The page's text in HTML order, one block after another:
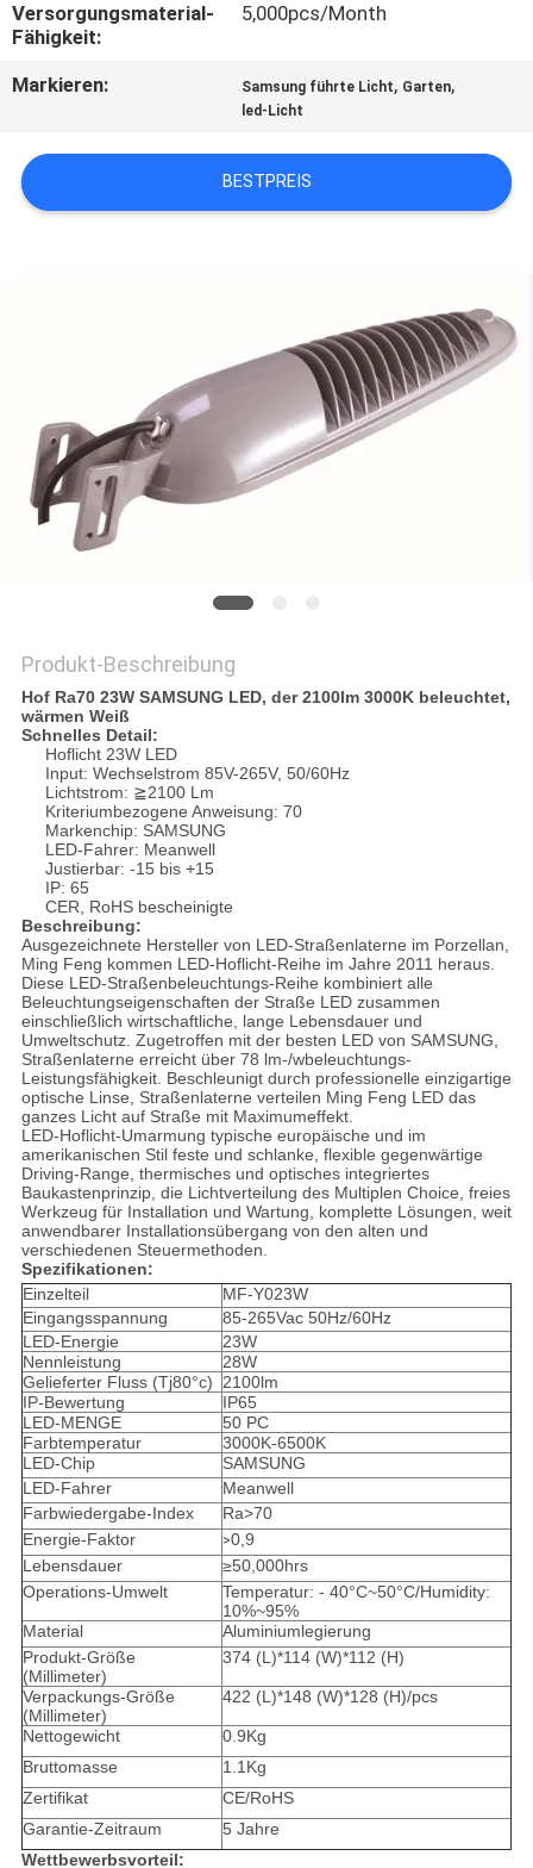
IN
SIE EIN
ZITAT
POLICY
Versorgungsmaterial-
Fähigkeit:
5,000pcs/Month
Markieren: Samsung führte Licht, Garten,
led-Licht
BESTPREIS
Produkt-Beschreibung
Hof Ra70 23W SAMSUNG LED, der 2100lm 3000K beleuchtet,
wärmen Weiß
Schnelles Detail:
Hoflicht 23W LED
Input: Wechselstrom 85V-265V, 50/60Hz
Lichtstrom: ≧2100 Lm
Kriteriumbezogene Anweisung: 70
Markenchip: SAMSUNG
LED-Fahrer: Meanwell
Justierbar: -15 bis +15
IP: 65
CER, RoHS bescheinigte
Beschreibung:
Ausgezeichnete Hersteller von LED-Straßenlaterne im Porzellan,
Ming Feng kommen LED-Hoflicht-Reihe im Jahre 2011 heraus.
Diese LED-Straßenbeleuchtungs-Reihe kombiniert alle
Beleuchtungseigenschaften der Straße LED zusammen
einschließlich wirtschaftliche, lange Lebensdauer und
Umweltschutz. Zugetroffen mit der besten LED von SAMSUNG,
Straßenlaterne erreicht über 78 lm-/wbeleuchtungs-
Leistungsfähigkeit. Beschleunigt durch professionelle einzigartige
optische Linse, Straßenlaterne verteilen Ming Feng LED das
ganzes Licht auf Straße mit Maximumeffekt.
LED-Hoflicht-Umarmung typische europäische und im
amerikanischen Stil feste und schlanke, flexible gegenwärtige
Driving-Range, thermisches und optisches integriertes
Baukastenprinzip, die Lichtverteilung des Multiplen Choice, freies
Werkzeug für Installation und Wartung, komplette Lösungen, weit
anwendbarer Installationsübergang von den alten und
verschiedenen Steuermethoden.
Spezifikationen:
Einzelteil
MF-Y023W
Eingangsspannung
85-265Vac 50Hz/60Hz
LED-Energie
23W
Nennleistung
28W
Gelieferter Fluss (Tj80°c) 2100lm
IP-Bewertung
IP65
LED-MENGE
50 PC
Farbtemperatur
3000K-6500K
LED-Chip
SAMSUNG
LED-Fahrer
Meanwell
Farbwiedergabe-Index
Ra>70
Energie-Faktor
>0,9
Lebensdauer
≥50,000hrs
Operations-Umwelt
Temperatur: - 40°C~50°C/Humidity:
10%~95%
Material
Aluminiumlegierung
Produkt-Größe
(Millimeter)
374 (L)*114 (W)*112 (H)
Verpackungs-Größe
(Millimeter)
422 (L)*148 (W)*128 (H)/pcs
Nettogewicht
0.9Kg
Bruttomasse
1.1Kg
Zertifikat
CE/RoHS
Garantie-Zeitraum
5 Jahre
Wettbewerbsvorteil: